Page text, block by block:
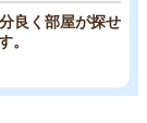
良く部屋が探せ
。